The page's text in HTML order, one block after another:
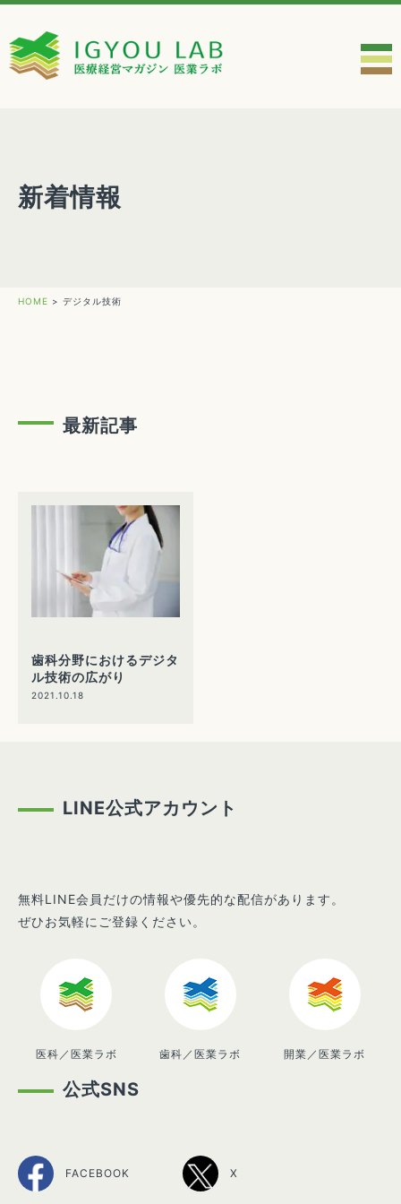
新着情報
HOME > デジタル技術
最新記事
歯科分野におけるデジタ
ル技術の広がり
2021.10.18
LINE公式アカウント
無料LINE会員だけの情報や優先的な配信があります。
ぜひお気軽にご登録ください。
医科／医業ラボ 歯科／医業ラボ 開業／医業ラボ
公式SNS
FACEBOOK X